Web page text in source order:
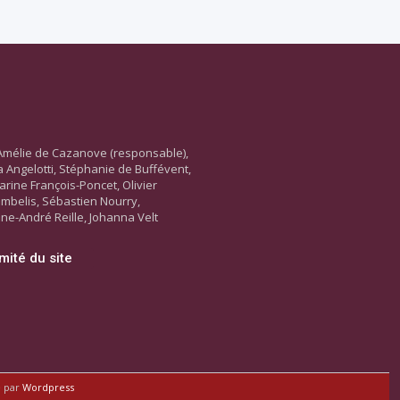
de Cazanove (responsable),
Angelotti, Stéphanie de Buffévent,
François-Poncet, Olivier
Sébastien Nourry,
André Reille, Johanna Velt
du site
par Wordpress